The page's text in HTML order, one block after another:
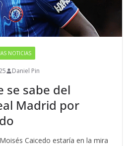
NOTICIAS
Daniel Pin
se sabe del
Madrid por
Caicedo estaría en la mira